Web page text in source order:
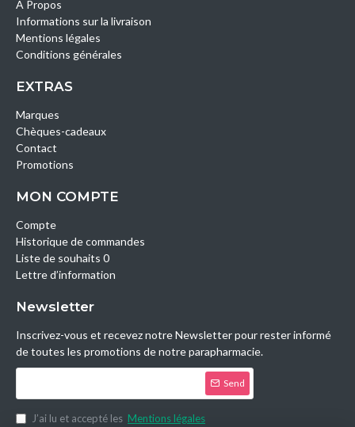
A Propos
Informations sur la livraison
Mentions légales
Conditions générales
EXTRAS
Marques
Chèques-cadeaux
Contact
Promotions
MON COMPTE
Compte
Historique de commandes
Liste de souhaits 0
Lettre d’information
Newsletter
Inscrivez-vous et recevez notre Newsletter pour rester informé
de toutes les promotions de notre parapharmacie.
Send
J’ai lu et accepté les Mentions légales